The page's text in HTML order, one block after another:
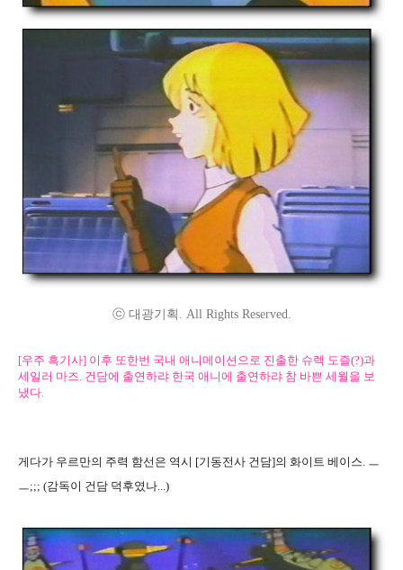
ⓒ 대광기획. All Rights Reserved.
[우주 흑기사] 이후 또한번 국내 애니메이션으로 진출한 슈렉 도즐(?)과
세일러 마즈. 건담에 출연하랴 한국 애니에 출연하랴 참 바쁜 세월을 보
냈다.
게다가 우르만의 주력 함선은 역시 [기동전사 건담]의 화이트 베이스. ㅡ
ㅡ;;; (감독이 건담 덕후였나...)